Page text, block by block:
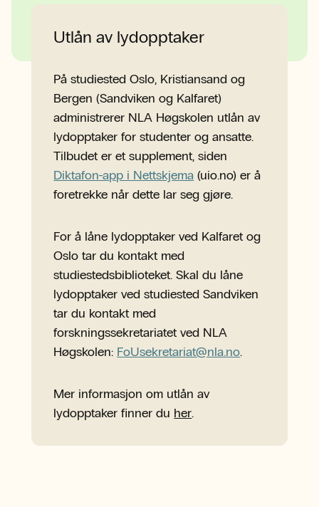
Utlån av lydopptaker
På studiested Oslo, Kristiansand og
Bergen (Sandviken og Kalfaret)
administrerer NLA Høgskolen utlån av
lydopptaker for studenter og ansatte.
Tilbudet er et supplement, siden
Diktafon-app i Nettskjema (uio.no) er å
foretrekke når dette lar seg gjøre.
For å låne lydopptaker ved Kalfaret og
Oslo tar du kontakt med
studiestedsbiblioteket. Skal du låne
lydopptaker ved studiested Sandviken
tar du kontakt med
forskningssekretariatet ved NLA
Høgskolen: FoUsekretariat@nla.no.
Mer informasjon om utlån av
lydopptaker finner du her.